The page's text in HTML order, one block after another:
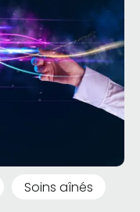
Soins aînés